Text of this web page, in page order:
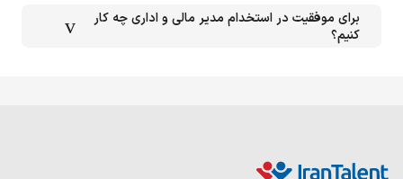
برای موفقیت در استخدام مدیر مالی و اداری چه کار
کنیم؟